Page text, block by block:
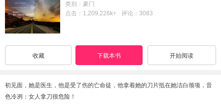
类别：豪门
点击：1,209,226k+
评论：3083
收藏 下载本书 开始阅读
初见面，她是医生，他是受了伤的亡命徒，他拿着她的刀片抵在她洁白颈项，音
色冷冽：女人拿刀很危险！